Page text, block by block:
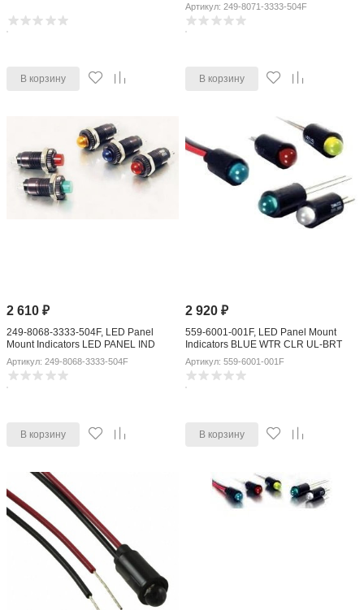
В корзину
Артикул: 249-8071-3333-504F
В корзину
2 610₽
249-8068-3333-504F, LED Panel
Mount Indicators LED PANEL IND
Артикул: 249-8068-3333-504F
В корзину
2 920 ₽
559-6001-001F, LED Panel Mount
Indicators BLUE WTR CLR UL-BRT
Артикул: 559-6001-001F
В корзину